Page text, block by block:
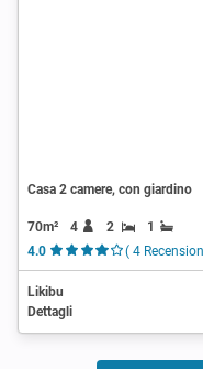
Casa 2 camere, con giardino
70m² 4 2
1
4.0
( 4
Likibu
Dettagli